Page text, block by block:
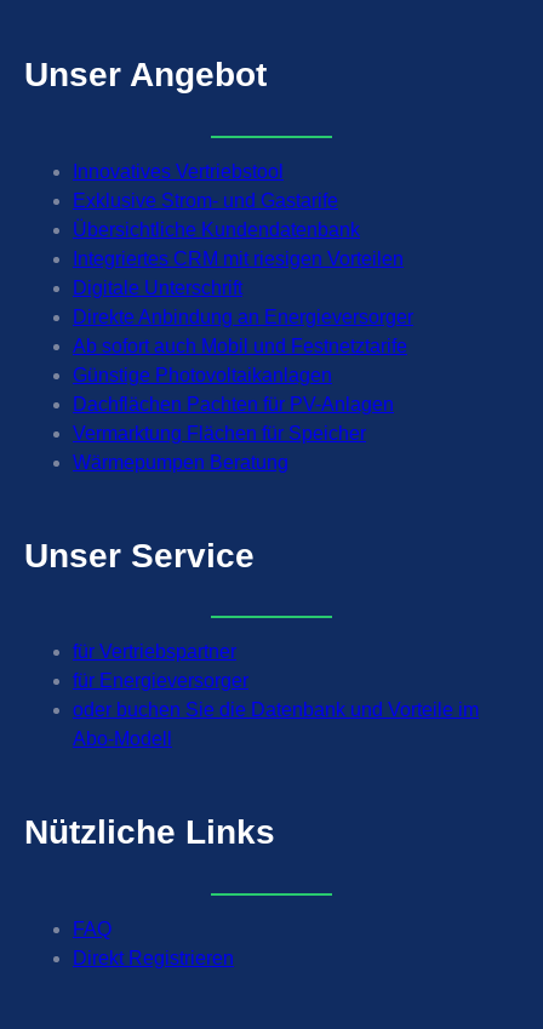
Unser Angebot
Innovatives Vertriebstool
Exklusive Strom- und Gastarife
Übersichtliche Kundendatenbank
Integriertes CRM mit riesigen Vorteilen
Digitale Unterschrift
Direkte Anbindung an Energieversorger
Ab sofort auch Mobil und Festnetztarife
Günstige Photovoltaikanlagen
Dachflächen Pachten für PV-Anlagen
Vermarktung Flächen für Speicher
Wärmepumpen Beratung
Unser Service
für Vertriebspartner
für Energieversorger
oder buchen Sie die Datenbank und Vorteile im
Abo-Modell
Nützliche Links
FAQ
Direkt Registrieren